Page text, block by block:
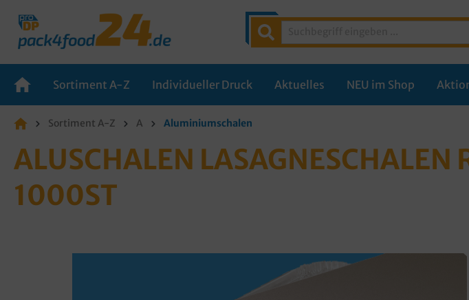
Sortiment A-Z Individueller Druck Aktuelles NEU im Shop
Sortiment A-Z A Aluminiumschalen
ALUSCHALEN
1000ST